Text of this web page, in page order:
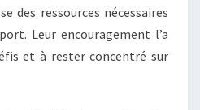
des ressources nécessaires
Leur encouragement l’a
et à rester concentré sur